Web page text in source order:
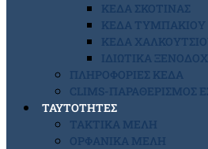
ΚΕΔΑ ΣΚΟΤΙΝΑΣ
ΚΕΔΑ ΤΥΜΠΑΚΙΟΥ
ΚΕΔΑ
ΙΔΙΩΤΙΚΑ
ΠΛΗΡΟΦΟΡΙΕΣ ΚΕΔΑ
CLIMS-ΠΑΡΑΘΕΡΙΣΜΟΣ
ΤΑΥΤΟΤΗΤΕΣ
ΤΑΚΤΙΚΑ ΜΕΛΗ
ΟΡΦΑΝΙΚΑ ΜΕΛΗ